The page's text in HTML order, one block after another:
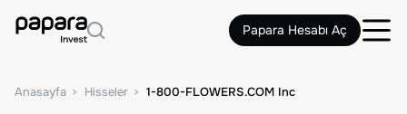
Papara Hesabı Aç
Anasayfa Hisseler 1-800-FLOWERS.COM Inc